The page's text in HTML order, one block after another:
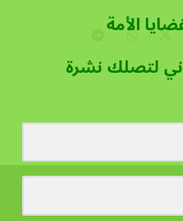
الأمة
لتصلك نشرة